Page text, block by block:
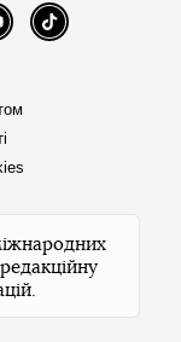
YouTube TikTok